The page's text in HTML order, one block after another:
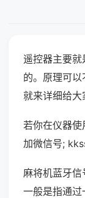
遥控器主要
的。原理可
就来详细给大
若你在仪器
加微信号;
麻将机蓝牙
一般是指通